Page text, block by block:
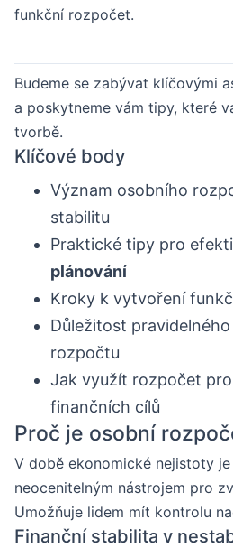
funkční rozpočet.
Budeme se zabývat klíčovými
a poskytneme vám tipy, které
tvorbě.
Klíčové body
Význam osobního
stabilitu
Praktické tipy pro
plánování
Kroky k vytvoření
Důležitost
rozpočtu
Jak využít rozpočet
finančních cílů
Proč je osobní
V době ekonomické nejistoty je
neocenitelným nástrojem pro
Umožňuje lidem mít kontrolu
Finanční stabilita v